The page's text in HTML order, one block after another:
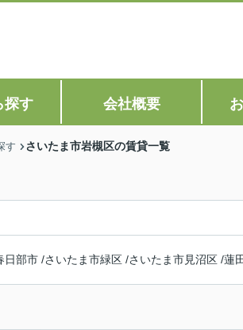
探す 会社概要
す さいたま市岩槻区の賃貸一覧
日部市 /さいたま市緑区 /さいたま市見沼区 /蓮